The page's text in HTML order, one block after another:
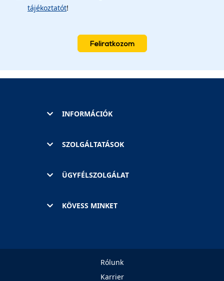
tájékoztatót!
Feliratkozom
INFORMÁCIÓK
SZOLGÁLTATÁSOK
ÜGYFÉLSZOLGÁLAT
KÖVESS MINKET
Rólunk
Karrier